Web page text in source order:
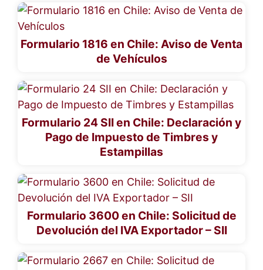
Formulario 1816 en Chile: Aviso de Venta
de Vehículos
Formulario 24 SII en Chile: Declaración y
Pago de Impuesto de Timbres y
Estampillas
Formulario 3600 en Chile: Solicitud de
Devolución del IVA Exportador – SII